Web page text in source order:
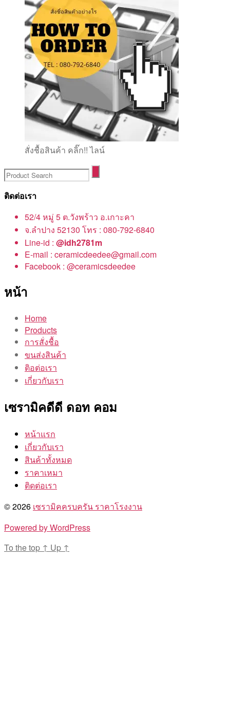
สั่งชื้อสินค้า คลิ๊ก!! ไลน์
ติดต่อเรา
52/4 หมู่ 5 ต.วังพร้าว อ.เกาะคา
จ.ลำปาง 52130 โทร : 080-792-6840
Line-id : @idh2781m
E-mail : ceramicdeedee@gmail.com
Facebook : @ceramicsdeedee
หน้า
Home
Products
การสั่งชื้อ
ขนส่งสินค้า
ติอต่อเรา
เกี่ยวกับเรา
เซรามิคดีดี ดอท คอม
หน้าแรก
เกี่ยวกับเรา
สินค้าทั้งหมด
ราคาเหมา
ติดต่อเรา
© 2026 เซรามิคครบครัน ราคาโรงงาน
Powered by WordPress
To the top ↑ Up ↑